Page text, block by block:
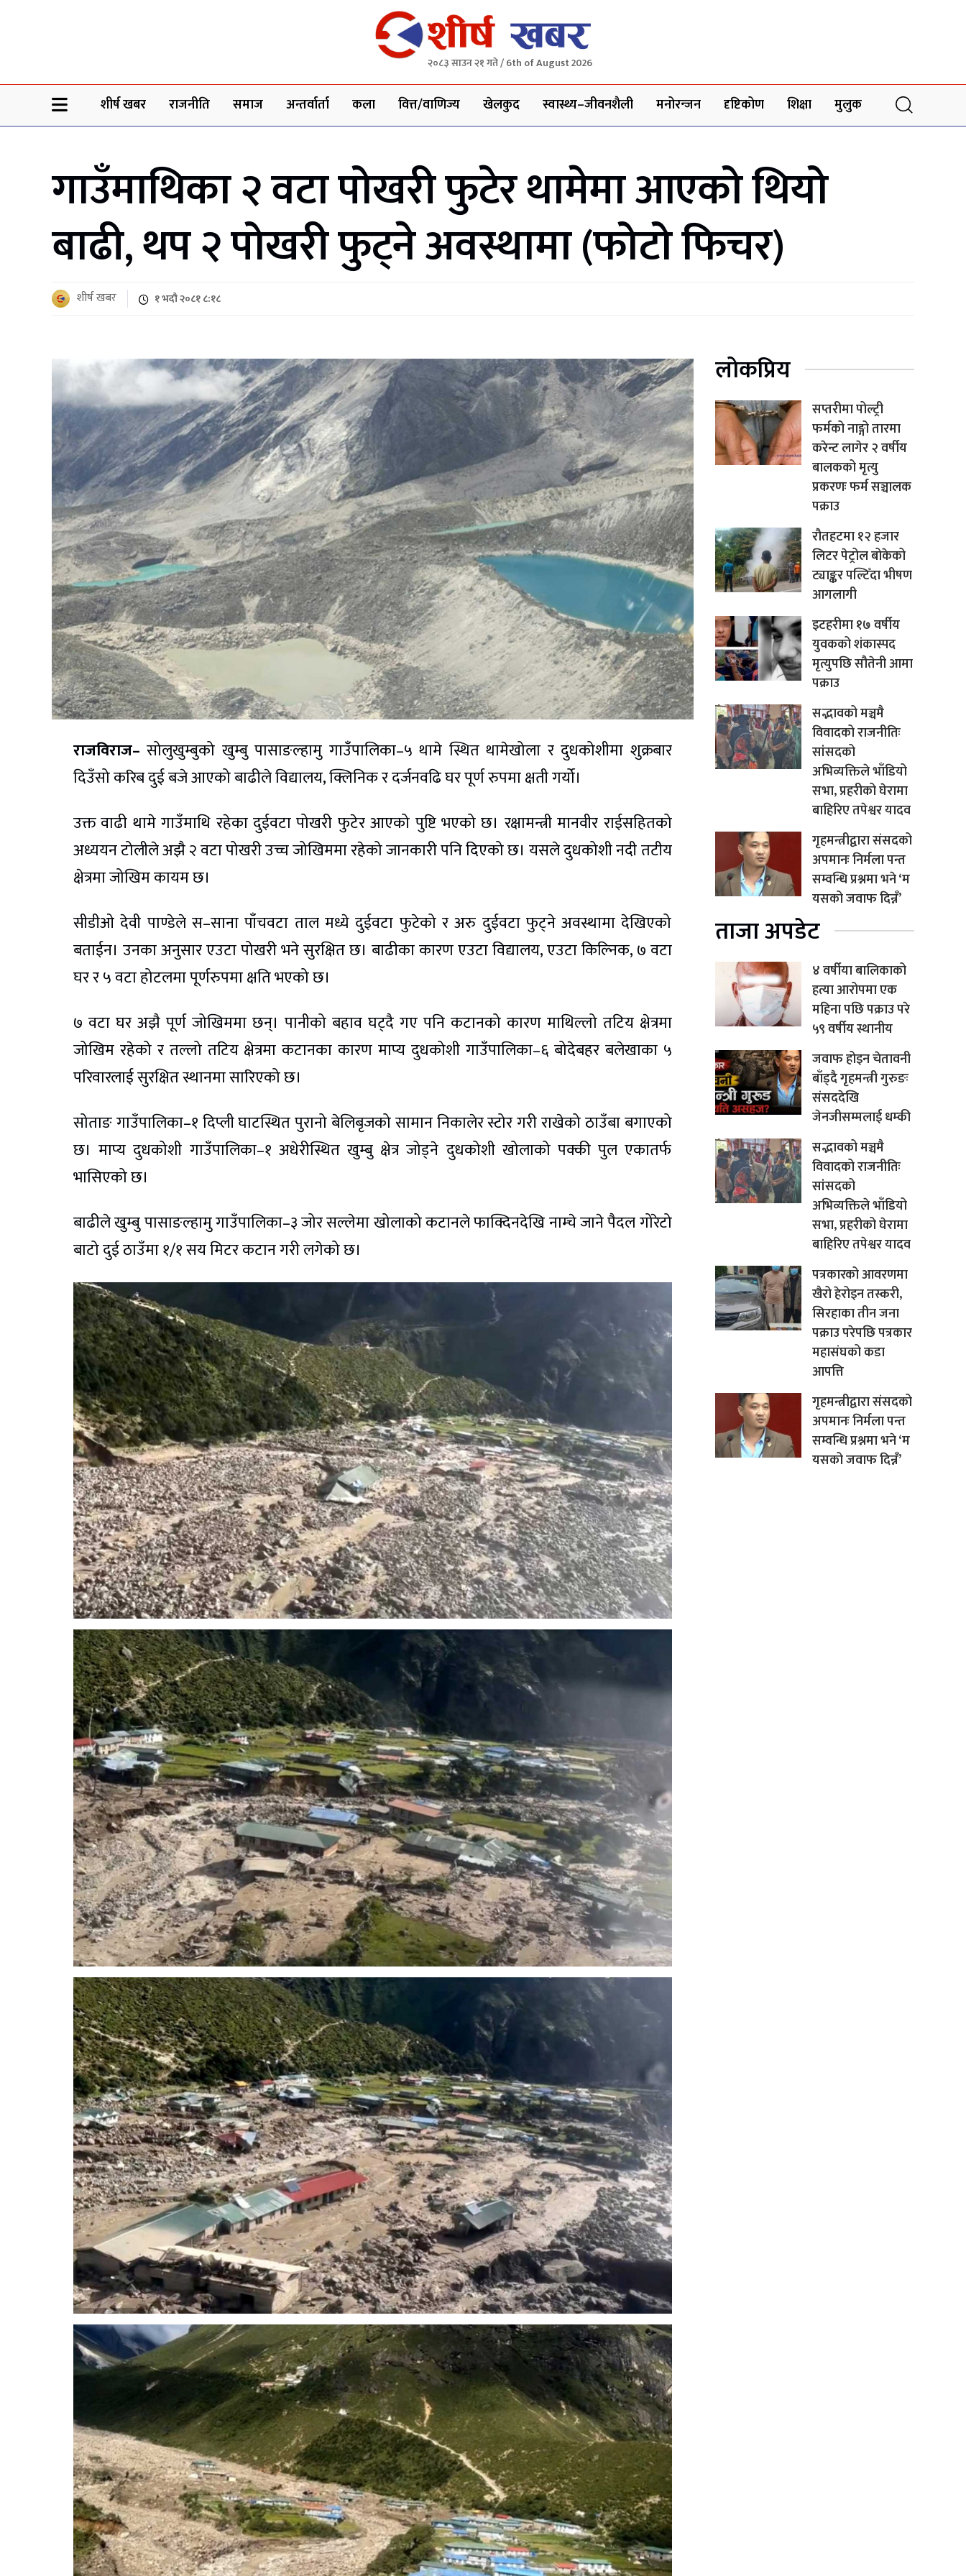
२०८३ साउन २१ गते / 6th of August 2026
शीर्ष खबर राजनीति समाज अन्तर्वार्ता कला वित्त/वाणिज्य खेलकुद स्वास्थ्य–जीवनशैली मनोरन्जन दृष्टिकोण शिक्षा मुलुक
गाउँमाथिका २ वटा पोखरी फुटेर थामेमा आएको थियो
बाढी, थप २ पोखरी फुट्ने अवस्थामा (फोटो फिचर)
शीर्ष खबर १ भदौ २०८१ ८:१८
राजविराज– सोलुखुम्बुको खुम्बु पासाङल्हामु गाउँपालिका–५ थामे स्थित थामेखोला र दुधकोशीमा शुक्रबार
दिउँसो करिब दुई बजे आएको बाढीले विद्यालय, क्लिनिक र दर्जनवढि घर पूर्ण रुपमा क्षती गर्यो।
उक्त वाढी थामे गाउँमाथि रहेका दुईवटा पोखरी फुटेर आएको पुष्टि भएको छ। रक्षामन्त्री मानवीर राईसहितको
अध्ययन टोलीले अझै २ वटा पोखरी उच्च जोखिममा रहेको जानकारी पनि दिएको छ। यसले दुधकोशी नदी तटीय
क्षेत्रमा जोखिम कायम छ।
सीडीओ देवी पाण्डेले स–साना पाँचवटा ताल मध्ये दुईवटा फुटेको र अरु दुईवटा फुट्ने अवस्थामा देखिएको
बताईन। उनका अनुसार एउटा पोखरी भने सुरक्षित छ। बाढीका कारण एउटा विद्यालय, एउटा किल्निक, ७ वटा
घर र ५ वटा होटलमा पूर्णरुपमा क्षति भएको छ।
७ वटा घर अझै पूर्ण जोखिममा छन्। पानीको बहाव घट्दै गए पनि कटानको कारण माथिल्लो तटिय क्षेत्रमा
जोखिम रहेको र तल्लो तटिय क्षेत्रमा कटानका कारण माप्य दुधकोशी गाउँपालिका–६ बोदेबहर बलेखाका ५
परिवारलाई सुरक्षित स्थानमा सारिएको छ।
सोताङ गाउँपालिका–१ दिप्ली घाटस्थित पुरानो बेलिबृजको सामान निकालेर स्टोर गरी राखेको ठाउँबा बगाएको
छ। माप्य दुधकोशी गाउँपालिका–१ अधेरीस्थित खुम्बु क्षेत्र जोड्ने दुधकोशी खोलाको पक्की पुल एकातर्फ
भासिएको छ।
बाढीले खुम्बु पासाङल्हामु गाउँपालिका–३ जोर सल्लेमा खोलाको कटानले फाक्दिनदेखि नाम्चे जाने पैदल गोरेटो
बाटो दुई ठाउँमा १/१ सय मिटर कटान गरी लगेको छ।
लोकप्रिय
सप्तरीमा पोल्ट्री
फर्मको नाङ्गो तारमा
करेन्ट लागेर २ वर्षीय
बालकको मृत्यु
प्रकरणः फर्म सञ्चालक
पक्राउ
रौतहटमा १२ हजार
लिटर पेट्रोल बोकेको
ट्याङ्कर पल्टिँदा भीषण
आगलागी
इटहरीमा १७ वर्षीय
युवकको शंकास्पद
मृत्युपछि सौतेनी आमा
पक्राउ
सद्भावको मञ्चमै
विवादको राजनीतिः
सांसदको
अभिव्यक्तिले भाँडियो
सभा, प्रहरीको घेरामा
बाहिरिए तपेश्वर यादव
गृहमन्त्रीद्वारा संसदको
अपमानः निर्मला पन्त
सम्वन्धि प्रश्नमा भने ‘म
यसको जवाफ दिन्नँ’
ताजा अपडेट
४ वर्षीया बालिकाको
हत्या आरोपमा एक
महिना पछि पक्राउ परे
५९ वर्षीय स्थानीय
जवाफ होइन चेतावनी
बाँड्दै गृहमन्त्री गुरुङः
संसददेखि
जेनजीसम्मलाई धम्की
सद्भावको मञ्चमै
विवादको राजनीतिः
सांसदको
अभिव्यक्तिले भाँडियो
सभा, प्रहरीको घेरामा
बाहिरिए तपेश्वर यादव
पत्रकारको आवरणमा
खैरो हेरोइन तस्करी,
सिरहाका तीन जना
पक्राउ परेपछि पत्रकार
महासंघको कडा
आपत्ति
गृहमन्त्रीद्वारा संसदको
अपमानः निर्मला पन्त
सम्वन्धि प्रश्नमा भने ‘म
यसको जवाफ दिन्नँ’